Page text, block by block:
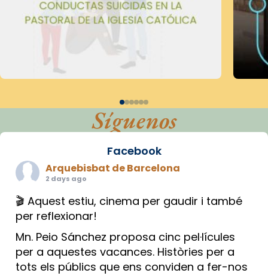
Síguenos
Facebook
Arquebisbat de Barcelona
2 days ago
🎬 Aquest estiu, cinema per gaudir i també
per reflexionar!
Mn. Peio Sánchez proposa cinc pel·lícules
per a aquestes vacances. Històries per a
tots els públics que ens conviden a fer-nos